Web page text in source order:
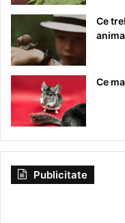
Ce
Ce
Publicitate